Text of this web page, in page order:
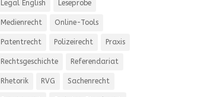
Legal English Leseprobe
Medienrecht Online-Tools
Patentrecht Polizeirecht Praxis
Rechtsgeschichte Referendariat
Rhetorik RVG Sachenrecht